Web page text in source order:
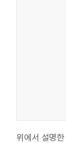
위에서 설명